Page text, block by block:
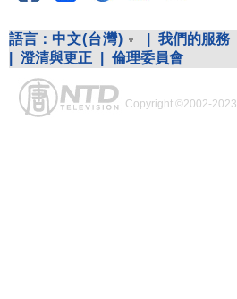
語言： 中文(台灣) 我們的服務
澄清與更正 倫理委員會
Copyright ©2002-2023